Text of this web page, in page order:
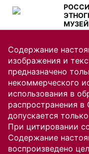
Содержание
изображения и
предназначено
некоммерческого
использования в
распространения
допускается
При цитировании
Содержание
воспроизведено
МУЗЕЙ